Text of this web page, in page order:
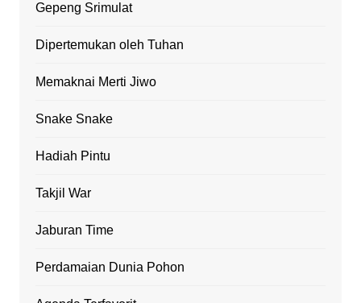
Gepeng Srimulat
Dipertemukan oleh Tuhan
Memaknai Merti Jiwo
Snake Snake
Hadiah Pintu
Takjil War
Jaburan Time
Perdamaian Dunia Pohon